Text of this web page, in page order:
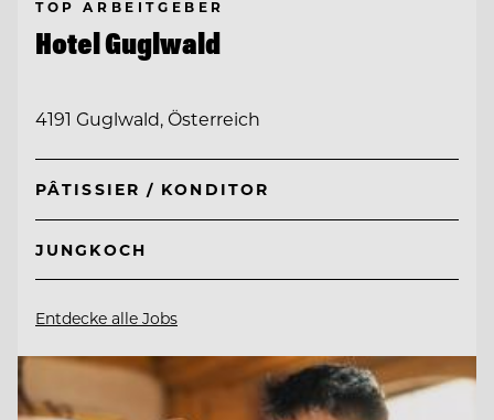
TOP ARBEITGEBER
Hotel Guglwald
4191 Guglwald, Österreich
PÂTISSIER / KONDITOR
JUNGKOCH
Entdecke alle Jobs